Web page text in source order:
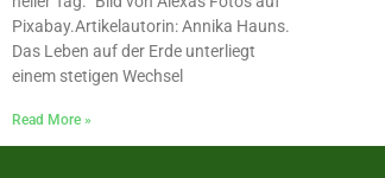
Pixabay.Artikelautorin: Annika Hauns.
Das Leben auf der Erde unterliegt
einem stetigen Wechsel
Read More »